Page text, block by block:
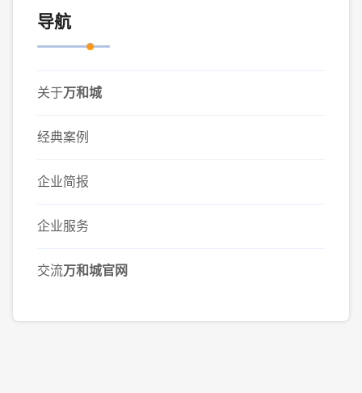
导航
关于万和城
经典案例
企业简报
企业服务
交流万和城官网